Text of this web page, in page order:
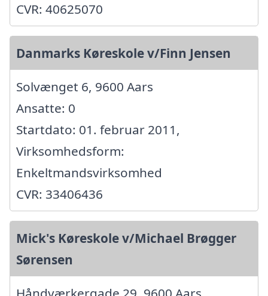
CVR: 40625070
Danmarks Køreskole v/Finn Jensen
Solvænget 6, 9600 Aars
Ansatte: 0
Startdato: 01. februar 2011,
Virksomhedsform:
Enkeltmandsvirksomhed
CVR: 33406436
Mick's Køreskole v/Michael Brøgger
Sørensen